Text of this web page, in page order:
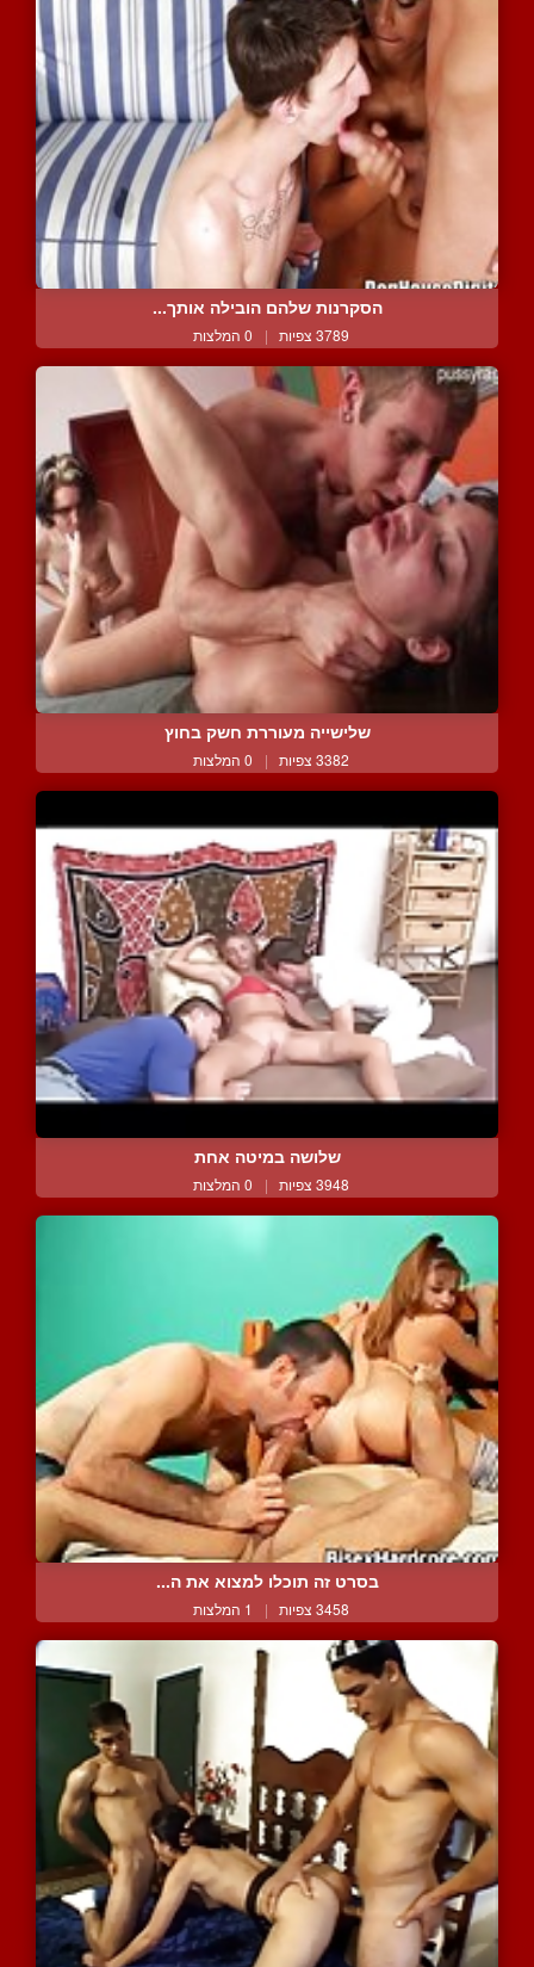
הסקרנות שלהם הובילה אותך...
3789 צפיות | 0 המלצות
שלישייה מעוררת חשק בחוץ
3382 צפיות | 0 המלצות
שלושה במיטה אחת
3948 צפיות | 0 המלצות
בסרט זה תוכלו למצוא את ה...
3458 צפיות | 1 המלצות